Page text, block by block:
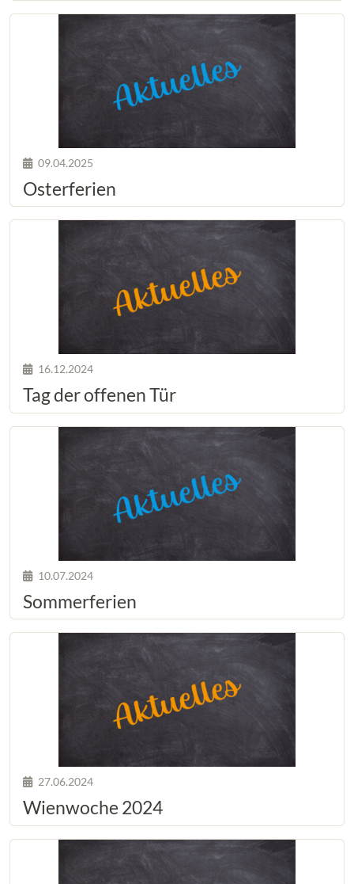
09.04.2025
Osterferien
16.12.2024
Tag der offenen Tür
10.07.2024
Sommerferien
27.06.2024
Wienwoche 2024